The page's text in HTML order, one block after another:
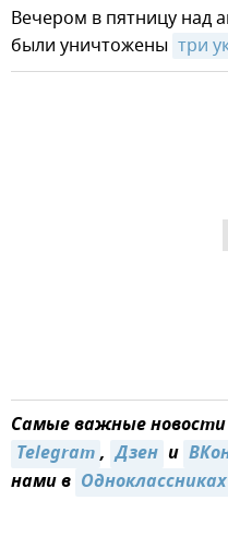
Вечером в пятницу над
были уничтожены три
Самые важные
Telegram, Дзен и
нами в Одноклассниках